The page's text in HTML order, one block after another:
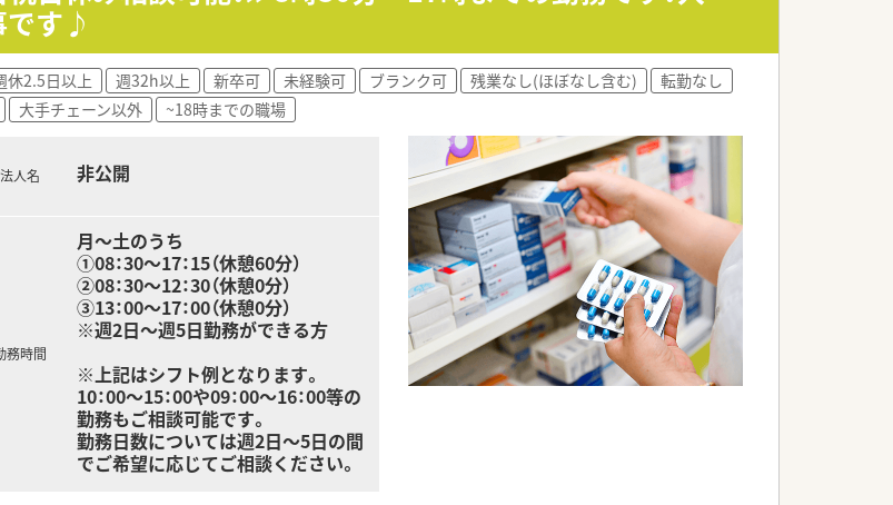
円程度と、地域内でも高水準の給与体系が魅力です。
績もあり、年収アップも十分に狙える環境です。
や資格手当などの各種手当も充実しており安心です。
です♪
休2.5日以上 週32h以上 新卒可 未経験可 ブランク可 残業なし(ほぼなし含む)
転勤なし
大手チェーン以外 ~18時までの職場
法人名 非公開
務時間
月～土のうち
①08：30～17：15（休憩60分）
②08：30～12：30（休憩0分）
③13：00～17：00（休憩0分）
※週2日～週5日勤務ができる方
※上記はシフト例となります。
10：00～15：00や09：00～16：00等の
勤務もご相談可能です。
勤務日数については週2日～5日の間
でご希望に応じてご相談ください。